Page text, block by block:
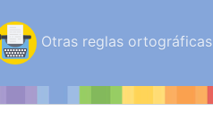
Otras reglas ortográficas